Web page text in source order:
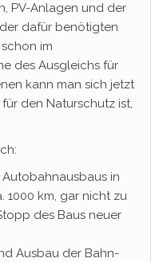
PV-Anlagen und der
dafür benötigten
im
des Ausgleichs für
kann man sich jetzt
den Naturschutz ist,
in
1000 km, gar nicht zu
des Baus neuer
Ausbau der Bahn-